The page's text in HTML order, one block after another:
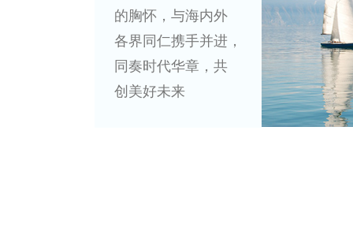
的胸怀，与海内外
各界同仁携手并进，
同奏时代华章，共
创美好未来